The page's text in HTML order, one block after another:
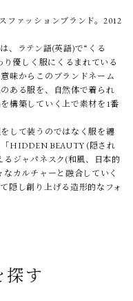
ファッションブランド。2012
、ラテン語(英語)で“くる
優しく服にくるまれている
味からこのブランドネーム
ある服を、自然体で着られ
構築していく上で素材を1番
して装うのではなく服を纏
HIDDEN BEAUTY (隠され
ジャパネスク(和風、日本的
カルチャーと融合していく
隠し創り上げる造形的なフォ
探す